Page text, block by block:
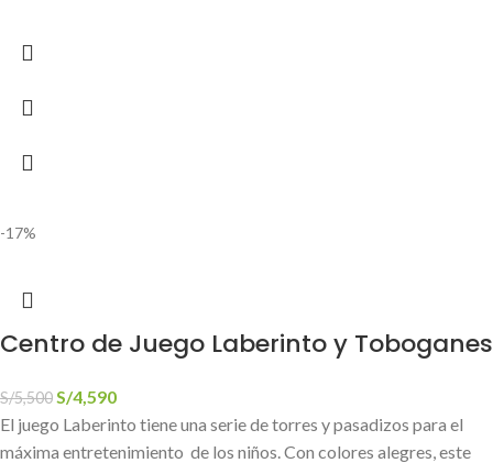
-17%
Centro de Juego Laberinto y Toboganes
S/5,500 S/4,590
El juego Laberinto tiene una serie de torres y pasadizos para el
máxima entretenimiento de los niños. Con colores alegres, este